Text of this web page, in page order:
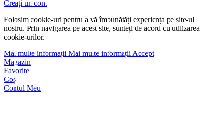
Creați un cont
Folosim cookie-uri pentru a vă îmbunătăți experiența pe site-ul
nostru. Prin navigarea pe acest site, sunteți de acord cu utilizarea
cookie-urilor.
Mai multe informații Mai multe informații Accept
Magazin
Favorite
Coș
Contul Meu